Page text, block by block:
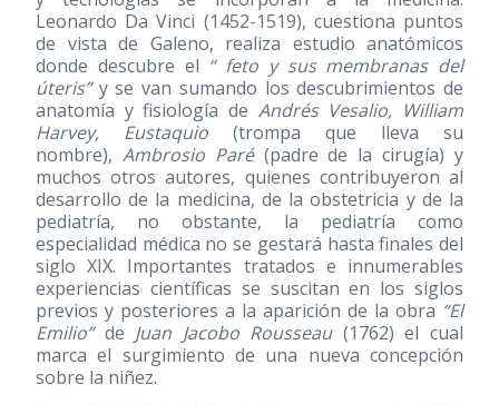
Leonardo Da Vinci (1452-1519), cuestiona puntos
de vista de Galeno, realiza estudio anatómicos
donde descubre el “ feto y sus membranas del
úteris”y se van sumando los descubrimientos de
anatomía y fisiología de Andrés Vesalio, William
Harvey, Eustaquio (trompa que lleva su
nombre), Ambrosio Paré(padre de la cirugía) y
muchos otros autores, quienes contribuyeron al
desarrollo de la medicina, de la obstetricia y de la
pediatría, no obstante, la pediatría como
especialidad médica no se gestará hasta finales del
siglo XIX. Importantes tratados e innumerables
experiencias científicas se suscitan en los siglos
previos y posteriores a la aparición de la obra “El
Emilio”de Juan Jacobo Rousseau (1762) el cual
marca el surgimiento de una nueva concepción
sobre la niñez.